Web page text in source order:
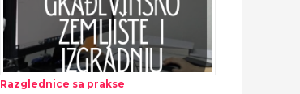
Razglednice sa prakse